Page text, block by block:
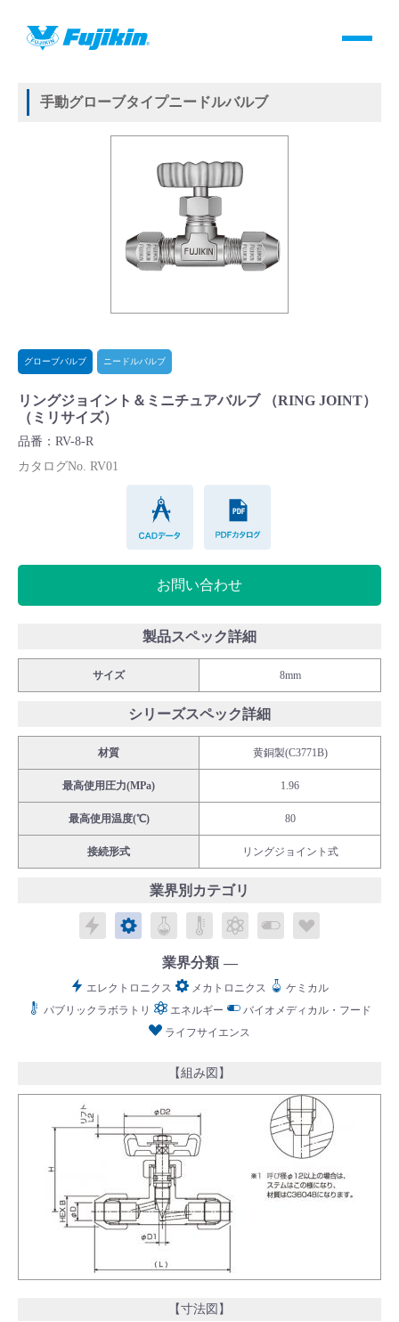
製品情報
バルブ・継手・システムを探す
製品カタログダウンロード
よくあるご質問(FAQ)・用語集
Cv値・流量計算ツール
製品動画一覧
バルブと継手のきほん
説明会・講習会
採用情報
Language：日本語／English
お問い合わせ
HOME 製品情報
手動グローブタイプニードルバルブ
グローブバルブ ニードルバルブ
リングジョイント＆ミニチュアバルブ （RING JOINT）
（ミリサイズ）
品番：RV-8-R
カタログNo. RV01
お問い合わせ
製品スペック詳細
サイズ 8mm
シリーズスペック詳細
材質 黄銅製(C3771B)
最高使用圧力(MPa) 1.96
最高使用温度(℃) 80
接続形式 リングジョイント式
業界別カテゴリ
エレクトロニクス
メカトロニクス
ケミカルパブリックラボラトリ
エネルギーバイオメディカ
業界分類
エレクトロニクス メカトロニクス
ケミカル
パブリックラボラトリ
エネルギー
バイオメディカル・フード
ライフサイエンス
【組み図】
【寸法図】